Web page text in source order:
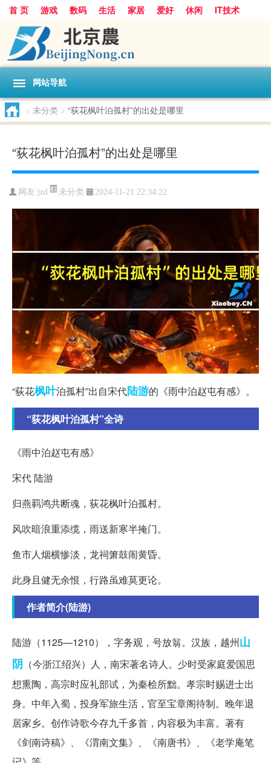
首 页 游戏 数码 生活 家居 爱好 休闲
IT技术
互联网
手机 购物
网站导航
> 未分类 > “荻花枫叶泊孤村”的出处是哪里
“荻花枫叶泊孤村”的出处是哪里
网友:jzd 未分类 2024-11-21 22:34:22
“荻花枫叶泊孤村”出自宋代陆游的《雨中泊赵屯有感》。
“荻花枫叶泊孤村”全诗
《雨中泊赵屯有感》
宋代 陆游
归燕羁鸿共断魂，荻花枫叶泊孤村。
风吹暗浪重添缆，雨送新寒半掩门。
鱼市人烟横惨淡，龙祠箫鼓闹黄昏。
此身且健无余恨，行路虽难莫更论。
作者简介(陆游)
陆游（1125—1210），字务观，号放翁。汉族，越州山
阴 （今浙江绍兴）人，南宋著名诗人。少时受家庭爱国思
想熏陶，高宗时应礼部试，为秦桧所黜。孝宗时赐进士出
身。中年入蜀，投身军旅生活，官至宝章阁待制。晚年退
居家乡。创作诗歌今存九千多首，内容极为丰富。著有
《剑南诗稿》、《渭南文集》、《南唐书》、《老学庵笔